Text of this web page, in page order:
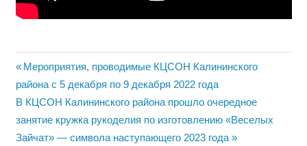
Навигация
по
записям
Previous
Post:
Мероприятия, проводимые КЦСОН Калининского
района с 5 декабря по 9 декабря 2022 года
Next
Post:
В КЦСОН Калининского района прошло очередное
занятие кружка рукоделия по изготовлению «Веселых
Зайчат» — символа наступающего 2023 года